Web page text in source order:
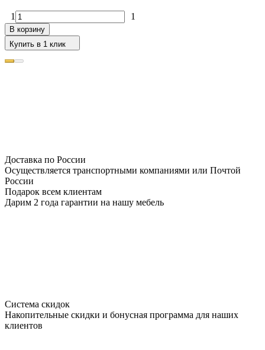
1 1
В корзину
Купить в 1 клик
Доставка по России
Осуществляется транспортными компаниями или Почтой
России
Подарок всем клиентам
Дарим 2 года гарантии на нашу мебель
Система скидок
Накопительные скидки и бонусная программа для наших
клиентов